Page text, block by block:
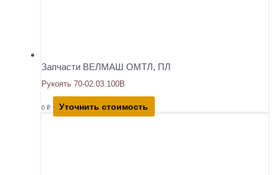
Запчасти ВЕЛМАШ ОМТЛ, ПЛ
Рукоять 70-02.03.100В
0 ₽ Уточнить стоимость